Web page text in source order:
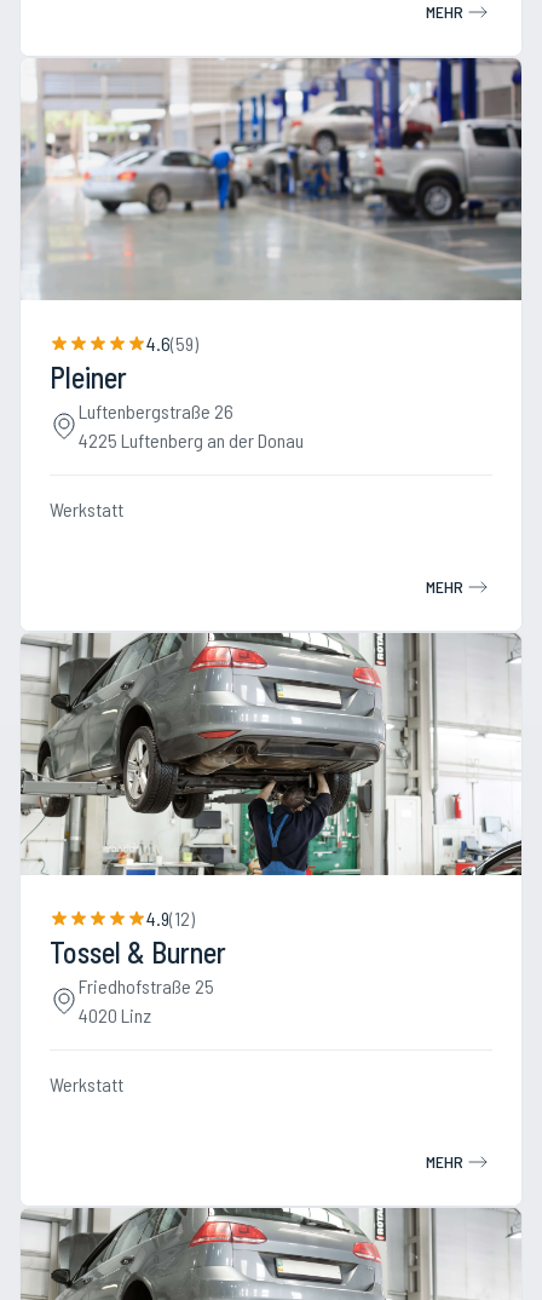
MEHR
4.6(59)
Pleiner
Luftenbergstraße 26
4225 Luftenberg an der Donau
Werkstatt
MEHR
4.9(12)
Tossel & Burner
Friedhofstraße 25
4020 Linz
Werkstatt
MEHR